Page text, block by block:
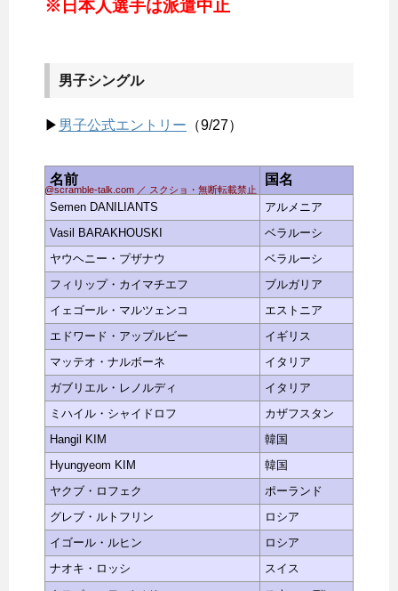
※日本人選手は派遣中止
男子シングル
▶ 男子公式エントリー （9/27）
@scramble-talk.com ／ スクショ・無断転載禁止
名前 国名
Semen DANILIANTS
アルメニア
Vasil BARAKHOUSKI
ベラルーシ
ヤウヘニー・プザナウ
ベラルーシ
フィリップ・カイマチエフ
ブルガリア
イェゴール・マルツェンコ
エストニア
エドワード・アップルビー
イギリス
マッテオ・ナルボーネ
イタリア
ガブリエル・レノルディ
イタリア
ミハイル・シャイドロフ
カザフスタン
Hangil KIM
韓国
Hyungyeom KIM
韓国
ヤクブ・ロフェク
ポーランド
グレブ・ルトフリン
ロシア
イゴール・ルヒン
ロシア
ナオキ・ロッシ
スイス